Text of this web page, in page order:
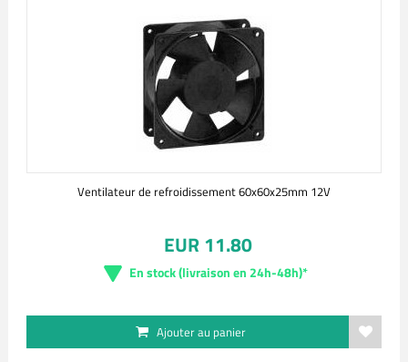
Ventilateur de refroidissement 60x60x25mm 12V
EUR 11.80
En stock (livraison en 24h-48h)*
Ajouter au panier